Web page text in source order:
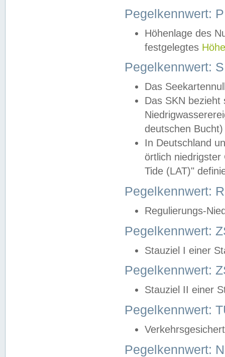
Pegelkennwert:
Höhenlage des
festgelegtes
Pegelkennwert:
Das
Das SKN
deutschen
In Deutschland
örtlich
Tide (LAT)"
Pegelkennwert:
Regulierungs-
Pegelkennwert:
Stauziel I einer
Pegelkennwert:
Stauziel II einer
Pegelkennwert:
Pegelkennwert: